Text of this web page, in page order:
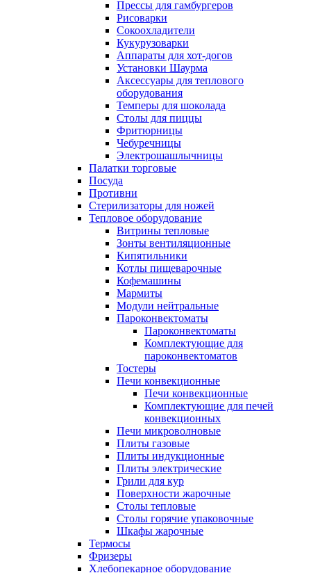
Прессы для гамбургеров
Рисоварки
Сокоохладители
Кукурузоварки
Аппараты для хот-догов
Установки Шаурма
Аксессуары для теплового
оборудования
Темперы для шоколада
Столы для пиццы
Фритюрницы
Чебуречницы
Электрошашлычницы
Палатки торговые
Посуда
Противни
Стерилизаторы для ножей
Тепловое оборудование
Витрины тепловые
Зонты вентиляционные
Кипятильники
Котлы пищеварочные
Кофемашины
Мармиты
Модули нейтральные
Пароконвектоматы
Пароконвектоматы
Комплектующие для
пароконвектоматов
Тостеры
Печи конвекционные
Печи конвекционные
Комплектующие для печей
конвекционных
Печи микроволновые
Плиты газовые
Плиты индукционные
Плиты электрические
Грили для кур
Поверхности жарочные
Столы тепловые
Столы горячие упаковочные
Шкафы жарочные
Термосы
Фризеры
Хлебопекарное оборудование